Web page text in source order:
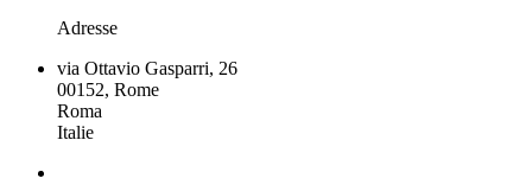
Adresse
via Ottavio Gasparri, 26
00152, Rome
Roma
Italie